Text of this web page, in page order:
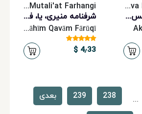
Mu`assisih-yi Pazhuhishi-yi Hikmat va Falsafih-yi Iran
باخرزی‌نامه: مجالس و نامه‌ها و رساله‌ها و لطائف و قطعات پراکنده
Pazhuhishgah-i 'Ulum Insani va Mutali'at Farhangi
شرفنامه منیری، یا، فرهنگ ابراهیمی (جلد 1)
Ibrāhīm Qavām Fārūqī
4٫33 $
...
238
239 بعدی